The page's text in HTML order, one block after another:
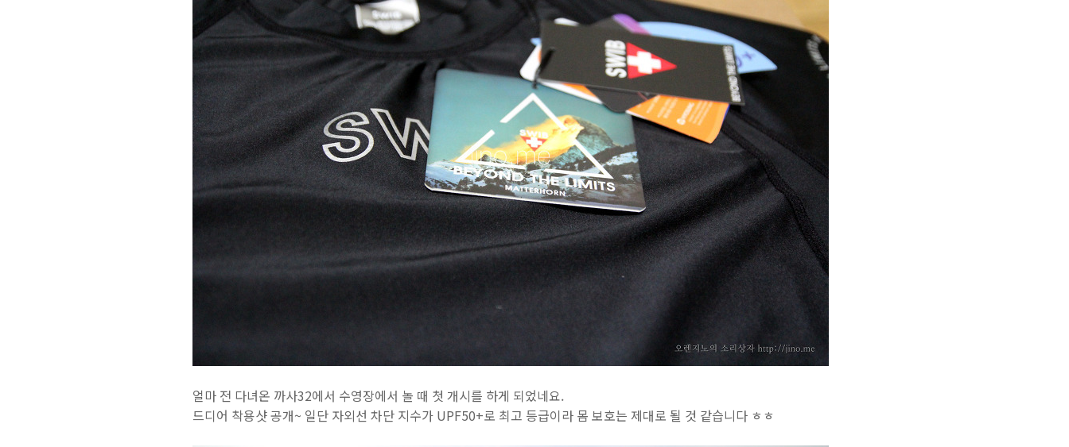
얼마 전 다녀온 까사32에서 수영장에서 놀 때 첫 개시를 하게 되었네요.
드디어 착용샷 공개~ 일단 자외선 차단 지수가 UPF50+로 최고 등급이라 몸 보호는 제대로 될 것 같습니다 ㅎㅎ